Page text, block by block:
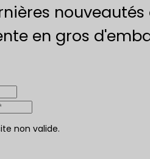
nouveautés
en gros
non valide.